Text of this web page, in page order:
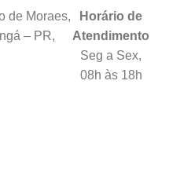
de Moraes,
– PR,
Horário de
Atendimento
Seg a Sex,
08h às 18h